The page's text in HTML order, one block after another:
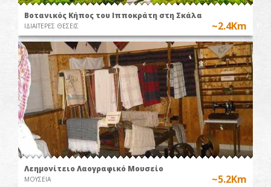
Βοτανικός Κήπος του Ιπποκράτη στη Σκάλα
ΙΔΙΑΙΤΕΡΕΣ ΘΕΣΕΙΣ ~2.4Km
Λεημονίτειο Λαογραφικό Μουσείο
ΜΟΥΣΕΙΑ ~5.2Km